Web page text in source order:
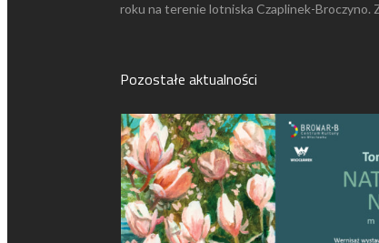
roku na terenie lotniska Czaplinek-Broczyno.
Pozostałe aktualności